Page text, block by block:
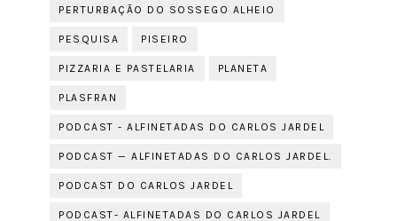
PERTURBAÇÃO DO SOSSEGO ALHEIO
PESQUISA PISEIRO
PIZZARIA E PASTELARIA PLANETA
PLASFRAN
PODCAST - ALFINETADAS DO CARLOS JARDEL
PODCAST — ALFINETADAS DO CARLOS JARDEL.
PODCAST DO CARLOS JARDEL
PODCAST- ALFINETADAS DO CARLOS JARDEL